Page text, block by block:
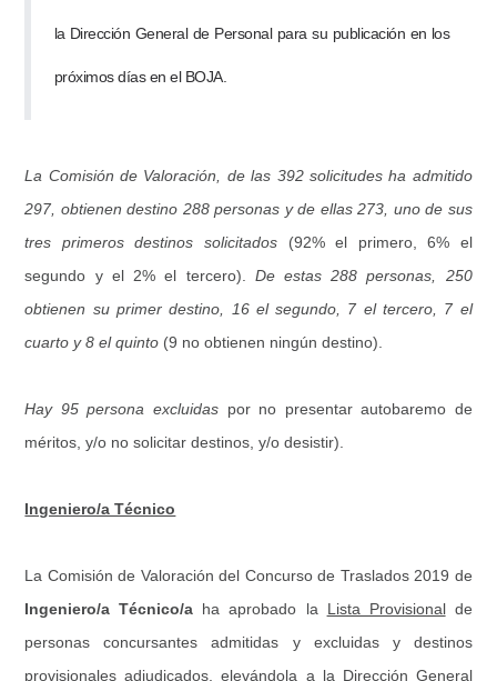
la Dirección General de Personal para su publicación en los
próximos días en el BOJA.
La Comisión de Valoración, de las 392 solicitudes ha admitido
297, obtienen destino 288 personas y de ellas 273, uno de sus
tres primeros destinos solicitados(92% el primero, 6% el
segundo y el 2% el tercero). De estas 288 personas, 250
obtienen su primer destino, 16 el segundo, 7 el tercero, 7 el
cuarto y 8 el quinto (9 no obtienen ningún destino).
Hay 95 persona excluidaspor no presentar autobaremo de
méritos, y/o no solicitar destinos, y/o desistir).
Ingeniero/a Técnico
La Comisión de Valoración del Concurso de Traslados 2019 de
Ingeniero/a Técnico/a ha aprobado la Lista Provisionalde
personas concursantes admitidas y excluidas y destinos
provisionales adjudicados, elevándola a la Dirección General